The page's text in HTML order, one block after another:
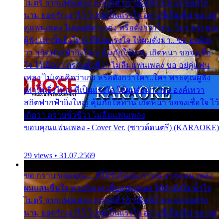
ไมตรี จากแฟนเพลง ทุกทุกที่ ปราณีหลั่งไหล ผมขอฝาก
นาม ยอดรักเอาไว้ โปรดเป็นแรงใจ อย่างนี้เรื่อยไป ขอ อยู่
คู่แฟนเพลง ไม่เคยคิดว่าเก่ง หรือดังกว่าใคร..ใคร พระคุณ
ผู้ฟัง เท่านั้นยิ่งใหญ่ ที่เป็นแรงใจ ให้ผมดังมา.. ขอ องค์เท
วา สถิตฟากฟ้ายิ่งใหญ่ คุ้มภัยให้ท่าน เถิดหนา ขอจงเชื่อ
ใจ ไว้เถิดว่า ตราบชั่วชีวา ไม่ลืมแฟนเพลง ขอ อยู่คู่แฟน
เพลง ไม่เคยคิดว่าเก่ง หรือดังกว่าใคร..ใคร พระคุณผู้ฟัง
เท่านั้นยิ่งใหญ่ ที่เป็นแรงใจ ให้ผมดังมา.. ขอ องค์เทวา
สถิตฟากฟ้ายิ่งใหญ่ คุ้มภัยให้ท่าน เถิดหนา ขอจงเชื่อใจ ไว้
เถิดว่า ตราบชั่วชีวา ไม่ลืมแฟนเพลง
ขอบคุณแฟนเพลง - Cover Ver. (ซาวด์ดนตรี) (KARAOKE)
29 views • 31.07.2569
ขอ กราบ ขอบคุณ.... ที่ได้รับไออุ่น การุณ จากแฟน เพลง
ผมแสนชื่นใจ หายวังเวง เมื่อแฟนเพลง ให้กำลังใจ น้ำใจ
ไมตรี จากแฟนเพลง ทุกทุกที่ ปราณีหลั่งไหล ผมขอฝาก
นาม ยอดรักเอาไว้ โปรดเป็นแรงใจ อย่างนี้เรื่อยไป ขอ อยู่